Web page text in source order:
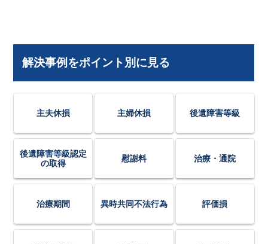
解決事例をポイント別に見る
主夫休損 主婦休損 後遺障害等級
後遺障害等級認定
の取得
慰謝料 治療・通院
治療期間 異時共同不法行為 評価損